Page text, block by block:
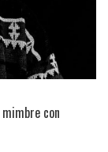
con